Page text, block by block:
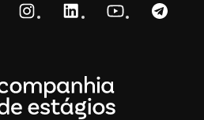
InstagramLinkedInYouTube